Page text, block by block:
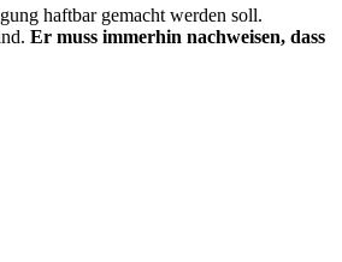
haftbar gemacht werden soll.
Er muss immerhin nachweisen, dass